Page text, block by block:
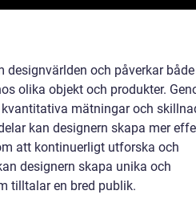
designvärlden och påverkar både
olika objekt och produkter.
mätningar och
kan designern skapa mer
att kontinuerligt utforska och
designern skapa unika och
tilltalar en bred publik.